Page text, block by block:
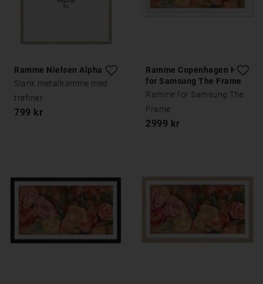
Ramme Nielsen Alpha Eik
Slank metallramme med
trefiner
799 kr
Ramme Copenhagen Hvit
for Samsung The Frame
Ramme for Samsung The
Frame
2999 kr